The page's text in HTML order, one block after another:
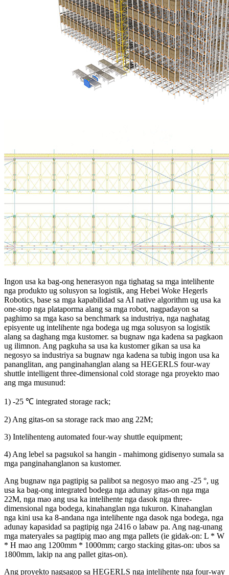
Ingon usa ka bag-ong henerasyon nga tighatag sa mga intelihente
nga produkto ug solusyon sa logistik, ang Hebei Woke Hegerls
Robotics, base sa mga kapabilidad sa AI native algorithm ug usa ka
one-stop nga plataporma alang sa mga robot, nagpadayon sa
paghimo sa mga kaso sa benchmark sa industriya, nga naghatag
episyente ug intelihente nga bodega ug mga solusyon sa logistik
alang sa daghang mga kustomer. sa bugnaw nga kadena sa pagkaon
ug ilimnon. Ang pagkuha sa usa ka kustomer gikan sa usa ka
negosyo sa industriya sa bugnaw nga kadena sa tubig ingon usa ka
pananglitan, ang panginahanglan alang sa HEGERLS four-way
shuttle intelligent three-dimensional cold storage nga proyekto mao
ang mga musunud:
1) -25 ℃ integrated storage rack;
2) Ang gitas-on sa storage rack mao ang 22M;
3) Intelihenteng automated four-way shuttle equipment;
4) Ang lebel sa pagsukol sa hangin - mahimong gidisenyo sumala sa
mga panginahanglanon sa kustomer.
Ang bugnaw nga pagtipig sa palibot sa negosyo mao ang -25 °, ug
usa ka bag-ong integrated bodega nga adunay gitas-on nga mga
22M, nga mao ang usa ka intelihente nga dasok nga three-
dimensional nga bodega, kinahanglan nga tukuron. Kinahanglan
nga kini usa ka 8-andana nga intelihente nga dasok nga bodega, nga
adunay kapasidad sa pagtipig nga 2416 o labaw pa. Ang nag-unang
mga materyales sa pagtipig mao ang mga pallets (ie gidak-on: L * W
* H mao ang 1200mm * 1000mm; cargo stacking gitas-on: ubos sa
1800mm, lakip na ang pallet gitas-on).
Ang proyekto nagsagop sa HEGERLS nga intelihente nga four-way